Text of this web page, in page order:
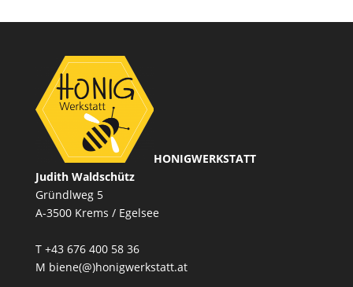
HONIGWERKSTATT
Judith Waldschütz
Gründlweg 5
A-3500 Krems / Egelsee
T +43 676 400 58 36
M biene(@)honigwerkstatt.at